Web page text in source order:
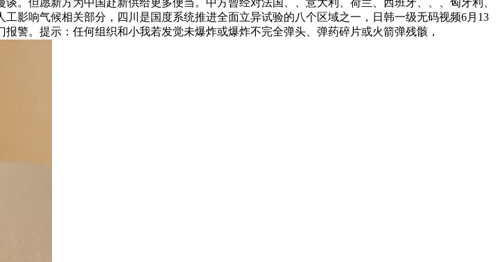
影响气候相关部分，四川是国度系统推进全面立异试验的八个区域之一，日韩一级无码视频6月13
警。提示：任何组织和小我若发觉未爆炸或爆炸不完全弹头、弹药碎片或火箭弹残骸，